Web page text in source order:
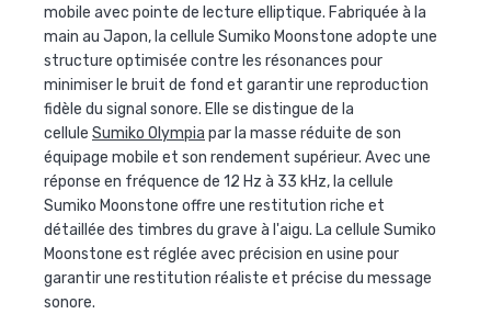
mobile avec pointe de lecture elliptique. Fabriquée à la
main au Japon, la cellule Sumiko Moonstone adopte une
structure optimisée contre les résonances pour
minimiser le bruit de fond et garantir une reproduction
fidèle du signal sonore. Elle se distingue de la
cellule Sumiko Olympia par la masse réduite de son
équipage mobile et son rendement supérieur. Avec une
réponse en fréquence de 12 Hz à 33 kHz, la cellule
Sumiko Moonstone offre une restitution riche et
détaillée des timbres du grave à l'aigu. La cellule Sumiko
Moonstone est réglée avec précision en usine pour
garantir une restitution réaliste et précise du message
sonore.